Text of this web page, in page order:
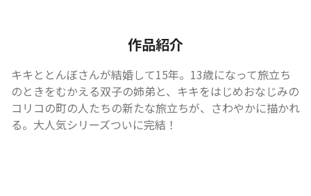
作品紹介
キキととんぼさんが結婚して15年。13歳になって旅立ち
のときをむかえる双子の姉弟と、キキをはじめおなじみの
コリコの町の人たちの新たな旅立ちが、さわやかに描かれ
る。大人気シリーズついに完結！